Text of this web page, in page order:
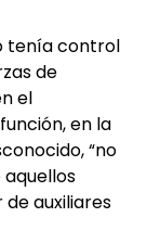
tenía control
de
el
en la
“no
auxiliares